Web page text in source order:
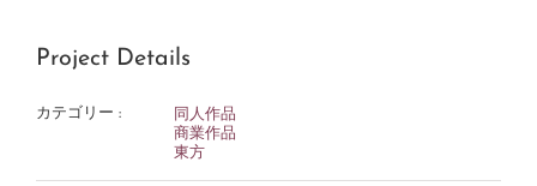
Project Details
カテゴリー :
同人作品
商業作品
東方